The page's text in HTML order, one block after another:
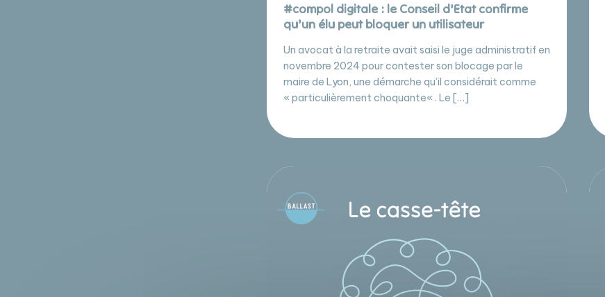
#compol digitale : le Conseil d’Etat confirme
qu’un élu peut bloquer un utilisateur
Un avocat à la retraite avait saisi le juge administratif en
novembre 2024 pour contester son blocage par le
maire de Lyon, une démarche qu’il considérait comme
« particulièrement choquante« . Le […]